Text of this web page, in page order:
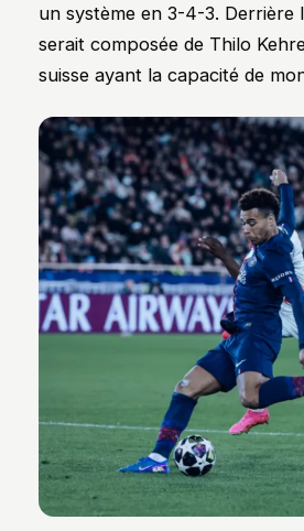
un système en 3-4-3.
serait composée de Thilo
suisse ayant la capacité de